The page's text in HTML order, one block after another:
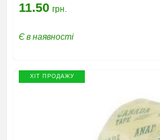
11.50 грн.
Є в наявності
ХІТ ПРОДАЖУ